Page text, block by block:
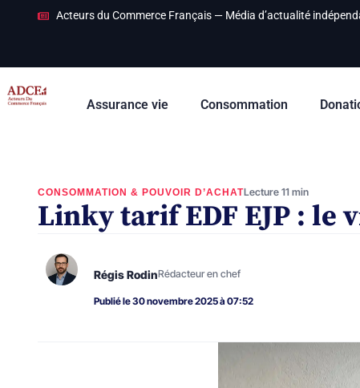
Acteurs du Commerce Français — Média d’actualité
Assurance vie Consommation
CONSOMMATION & POUVOIR D’ACHATLecture 11 min
Linky tarif EDF EJP : le
Régis RodinRédacteur en chef
Publié le 30 novembre 2025 à 07:52